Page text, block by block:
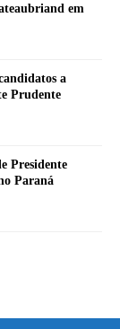
em
a
Prudente
Presidente
Paraná